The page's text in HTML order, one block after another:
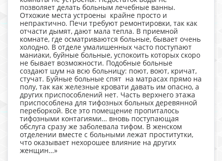
позволяет делать больным лечебные ванны.
Отхожие места устроены крайне просто и
непрактично. Печи требуют ремонтировки, так как
отчасти дымят, дают мала тепла. В приемной
комнате, где осматриваются больные, бывает очень
холодно. В отделе умалишенных часто поступают
маниаки, буйные больные, успокоить которых скоро
не бывает возможности. Подобные больные
создают шум на всю больницу: поют, воют, кричат,
стучат. Буйные больные спят на матрасах прямо на
полу, так как железные кровати давать им опасно, а
других приспособлений нет. Часть верхнего этажа
приспособлена для тифозных больных деревянной
переборкой. Все это помещение пропиталось
тифозными контагиями… вновь поступающая
обслуга сразу же заболевала тифом. В женском
отделении вместе с больными лежат проститутки,
что оказывает нехорошее влияние на других
женщин…»